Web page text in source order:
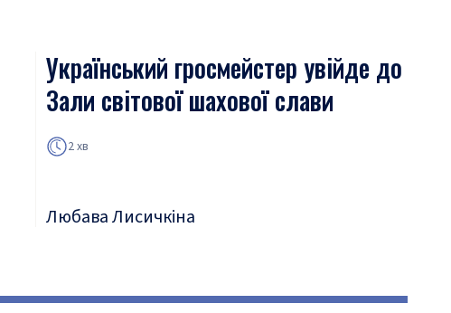
Український гросмейстер увійде до
Зали світової шахової слави
2 хв
Любава Лисичкіна